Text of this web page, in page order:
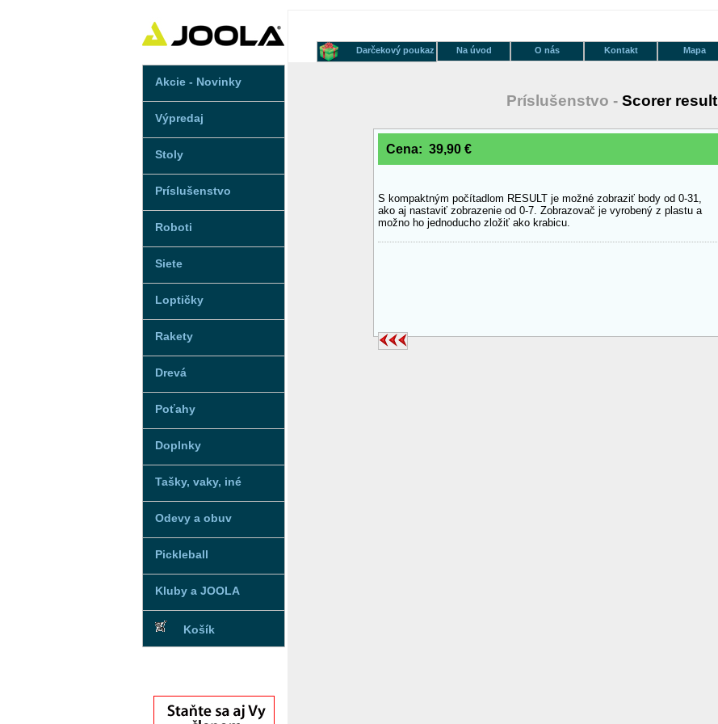
Akcie - Novinky
Výpredaj
Stoly
Príslušenstvo
Roboti
Siete
Loptičky
Rakety
Drevá
Poťahy
Doplnky
Tašky, vaky, iné
Odevy a obuv
Pickleball
Kluby a JOOLA
Košík
Mapa
Kontakt
O nás
Na úvod
Darčekový poukaz
Príslušenstvo - Scorer result
Cena: 39,90 €
S kompaktným počítadlom RESULT je možné zobraziť body od 0-31,
ako aj nastaviť zobrazenie od 0-7. Zobrazovač je vyrobený z plastu a
možno ho jednoducho zložiť ako krabicu.